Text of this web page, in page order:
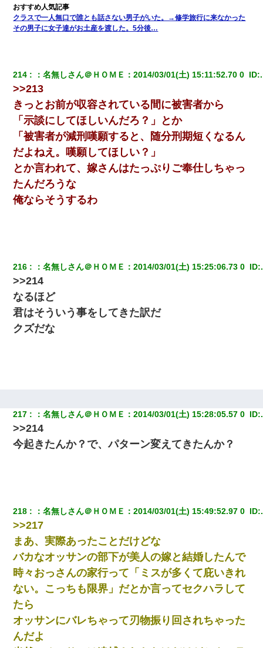
てもらえて良かったな！』→
生保レディと行為する為に駆け引きしてみた結果ｗｗｗｗｗｗｗ
ｗｗｗｗｗ
新築の家で。クラクラするくらいの「白粉の匂い」が鼻につくも
嫁＆娘「そんな匂いしない…」ある日、友人奥「素敵なアンティ
ークですね！」俺（！？）
わい(42)渋谷の夜のサービスで19の女の子にゴックンさせた結果
ｗｗｗｗｗｗｗｗ
彼女(美人女医)にネックレスをプレゼント。「こんな安物を渡すく
きます！」
私「まとめ買いして冷凍ストックしてる」Ａ「ずるい！クレク
レ！」私「なんでよ」Ａ「ケーチ！バーカ！」→ 後日、Ａ旦那が
「リフォーム費用を負担しろ！」「金の管理は私達がする！」と
浅ましくも集りにきた。
【悲報】姉と入浴中に大きくなってしまった結果ｗｗｗｗｗｗｗ
元旦那から復縁要請。息子「最新型のiPhoneも買えない貧乏は嫌
だ、再婚して」私「なら父親と暮らせ」息子「やった＾＾」私
（もう手遅れだったんだな…）
義兄嫁が義実家で「コロナ陽性だったからこのまま療養させて下
さい」と言い出してド修羅場になった
妹が嘘つきな元カレと寄りを戻してしまったという話をしていた
ら、旦那の顔が曇って雰囲気が一転。そそくさと話を切り上げて
いつもより早く寝付いてしまった…｜生活｜ワロタあんてな
クラスで一人無口で誰とも話さない男子がいた。→修学旅行に来なかった
その男子に女子達がお土産を渡した。5分後…
214 ：名無しさん＠ＨＯＭＥ ：2014/03/01(土) 15:11:52.70 0 ID:
>>213
きっとお前が収容されている間に被害者から
「示談にしてほしいんだろ？」とか
「被害者が減刑嘆願すると、随分刑期短くなるん
だよねえ。嘆願してほしい？」
とか言われて、嫁さんはたっぷりご奉仕しちゃっ
たんだろうな
俺ならそうするわ
216 ：名無しさん＠ＨＯＭＥ ：2014/03/01(土) 15:25:06.73 0 ID:
>>214
なるほど
君はそういう事をしてきた訳だ
クズだな
217 ：名無しさん＠ＨＯＭＥ ：2014/03/01(土) 15:28:05.57 0 ID:
>>214
今起きたんか？で、パターン変えてきたんか？
218 ：名無しさん＠ＨＯＭＥ ：2014/03/01(土) 15:49:52.97 0 ID:
>>217
まあ、実際あったことだけどな
バカなオッサンの部下が美人の嫁と結婚したんで
時々おっさんの家行って「ミスが多くて庇いきれ
ない。こっちも限界」だとか言ってセクハラして
たら
オッサンにバレちゃって刃物振り回されちゃった
んだよ